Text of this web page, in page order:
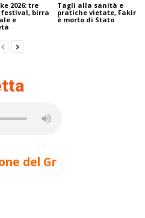
2026: tre
birra
e
Tagli alla sanità e
pratiche vietate, Fakir
è morto di Stato
del Gr